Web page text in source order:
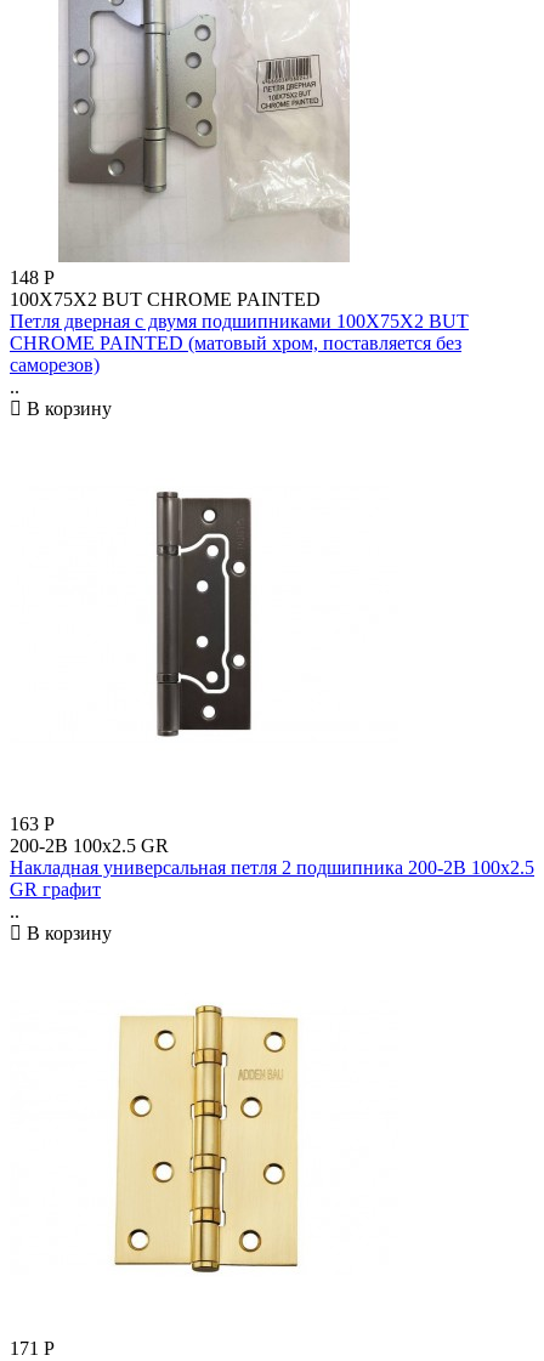
148 Р
100X75X2 BUT CHROME PAINTED
Петля дверная с двумя подшипниками 100X75X2 BUT
CHROME PAINTED (матовый хром, поставляется без
саморезов)
..
В корзину
163 Р
200-2B 100x2.5 GR
Накладная универсальная петля 2 подшипника 200-2B 100x2.5
GR графит
..
В корзину
171 Р